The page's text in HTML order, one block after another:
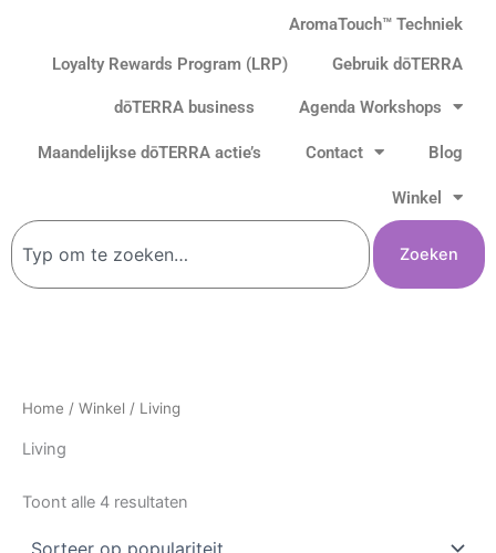
AromaTouch™ Techniek
Loyalty Rewards Program (LRP)
Gebruik dōTERRA
dōTERRA business Agenda Workshops
Maandelijkse dōTERRA actie’s Contact Blog
Winkel
Zoeken
Zoeken
Home / Winkel / Living
Living
Toont alle 4 resultaten